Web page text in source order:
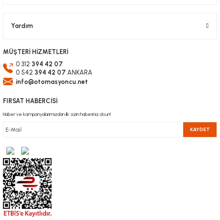
Yardım
MÜŞTERİ HİZMETLERİ
0 312 394 42 07
0 542 394 42 07 ANKARA
info@otomasyoncu.net
FIRSAT HABERCİSİ
Haber ve kampanyalarımızdan ilk sizin haberiniz olsun!
KAYDET